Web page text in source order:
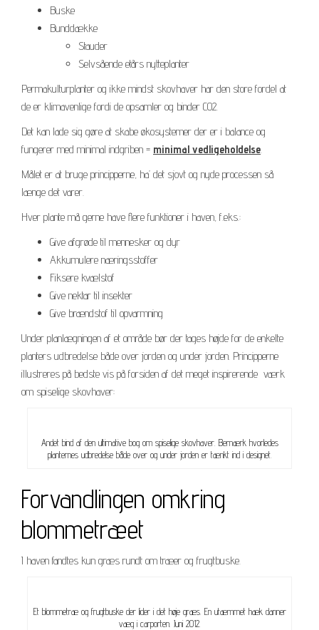
Buske
Bunddække
Stauder
Selvsående etårs nytteplanter
Permakulturplanter og ikke mindst skovhaver har den store fordel at
de er klimavenlige fordi de opsamler og binder CO2.
Det kan lade sig gøre at skabe økosystemer der er i balance og
fungerer med minimal indgriben = minimal vedligeholdelse.
Målet er at bruge principperne, ha’ det sjovt og nyde processen så
længe det varer.
Hver plante må gerne have flere funktioner i haven, f.eks.:
Give afgrøde til mennesker og dyr
Akkumulere næringsstoffer
Fiksere kvælstof
Give nektar til insekter
Give brændstof til opvarmning
Under planlægningen af et område bør der tages højde for de enkelte
planters udbredelse både over jorden og under jorden. Principperne
illustreres på bedste vis på forsiden af det meget inspirerende værk
om spiselige skovhaver:
Andet bind af den ultimative bog om spiselige skovhaver. Bemærk hvorledes
planternes udbredelse både over og under jorden er tænkt ind i designet.
Forvandlingen omkring
blommetræet
I haven fandtes kun græs rundt om træer og frugtbuske.
Et blommetræ og frugtbuske der lider i det høje græs. En utæmmet hæk danner
væg i carporten. Juni 2012.